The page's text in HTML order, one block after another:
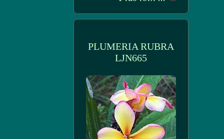
PLUMERIA RUBRA
LJN665